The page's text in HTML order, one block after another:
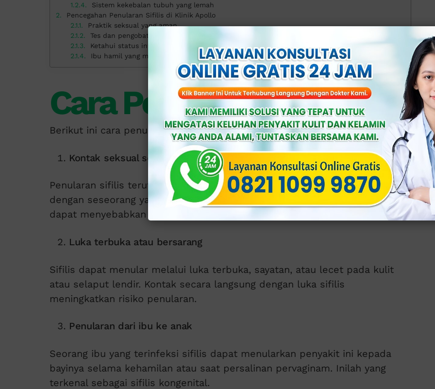
Sistem kekebalan tubuh yang lemah
Pencegahan Penularan Sifilis di Klinik Apollo
Praktik seksual yang aman
Tes dan pengobatan rutin
Ketahui status infeksi pasangan seksual
Ibu hamil yang melakukan tes
Cara Penularan Sifilis
Berikut ini cara penularannya:
Kontak seksual secara langsung
Penularan sifilis terutama terjadi melalui kontak seksual secara langsung
dengan seseorang yang terinfeksi. Hubungan seks vaginal, anal, atau oral
dapat menyebabkan penularan.
Luka terbuka atau bersarang
Sifilis dapat menular melalui luka terbuka, sayatan, atau lecet pada kulit
atau selaput lendir. Kontak secara langsung dengan luka sifilis
meningkatkan risiko penularan.
Penularan dari ibu ke anak
Seorang ibu yang terinfeksi sifilis dapat menularkan penyakit ini kepada
bayinya selama kehamilan atau saat persalinan pervaginam. Inilah yang
terkenal sebagai sifilis kongenital.